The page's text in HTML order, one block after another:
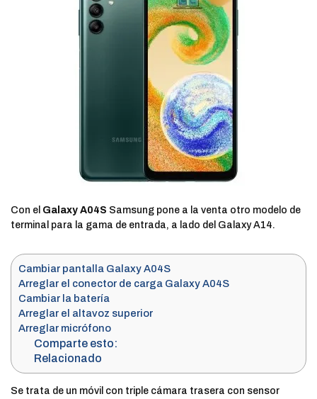
Con el Galaxy A04S Samsung pone a la venta otro modelo de
terminal para la gama de entrada, a lado del Galaxy A14.
Cambiar pantalla Galaxy A04S
Arreglar el conector de carga Galaxy A04S
Cambiar la batería
Arreglar el altavoz superior
Arreglar micrófono
Comparte esto:
Relacionado
Se trata de un móvil con triple cámara trasera con sensor